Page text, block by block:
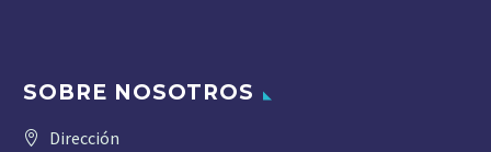
SOBRE NOSOTROS
Dirección